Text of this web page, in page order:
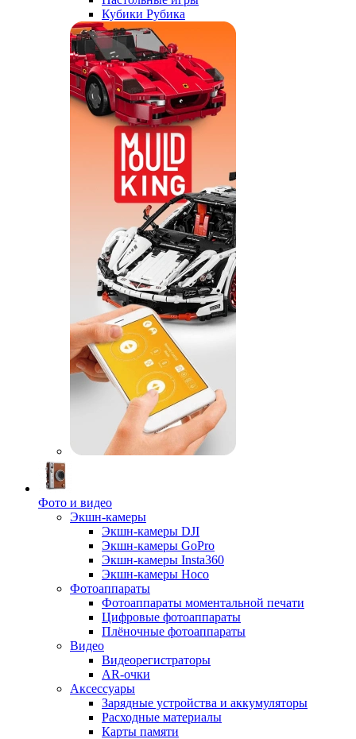
Кубики Рубика
Фото и видео
Экшн-камеры
Экшн-камеры DJI
Экшн-камеры GoPro
Экшн-камеры Insta360
Экшн-камеры Hoco
Фотоаппараты
Фотоаппараты моментальной печати
Цифровые фотоаппараты
Плёночные фотоаппараты
Видео
Видеорегистраторы
AR-очки
Аксессуары
Зарядные устройства и аккумуляторы
Расходные материалы
Карты памяти